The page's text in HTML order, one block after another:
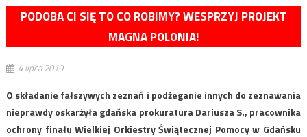
PODOBA CI SIĘ TO CO ROBIMY? WESPRZYJ PROJEKT
MAGNA POLONIA!
4 lipca 2019
O składanie fałszywych zeznań i podżeganie innych do zeznawania
nieprawdy oskarżyła gdańska prokuratura Dariusza S., pracownika
ochrony finału Wielkiej Orkiestry Świątecznej Pomocy w Gdańsku